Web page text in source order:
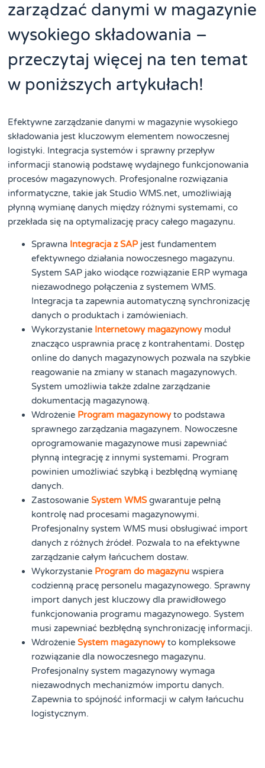
zarządzać danymi w magazynie
wysokiego składowania –
przeczytaj więcej na ten temat
w poniższych artykułach!
Efektywne zarządzanie danymi w magazynie wysokiego
składowania jest kluczowym elementem nowoczesnej
logistyki. Integracja systemów i sprawny przepływ
informacji stanowią podstawę wydajnego funkcjonowania
procesów magazynowych. Profesjonalne rozwiązania
informatyczne, takie jak Studio WMS.net, umożliwiają
płynną wymianę danych między różnymi systemami, co
przekłada się na optymalizację pracy całego magazynu.
Sprawna Integracja z SAPjest fundamentem
efektywnego działania nowoczesnego magazynu.
System SAP jako wiodące rozwiązanie ERP wymaga
niezawodnego połączenia z systemem WMS.
Integracja ta zapewnia automatyczną synchronizację
danych o produktach i zamówieniach.
Wykorzystanie Internetowy magazynowymoduł
znacząco usprawnia pracę z kontrahentami. Dostęp
online do danych magazynowych pozwala na szybkie
reagowanie na zmiany w stanach magazynowych.
System umożliwia także zdalne zarządzanie
dokumentacją magazynową.
Wdrożenie Program magazynowyto podstawa
sprawnego zarządzania magazynem. Nowoczesne
oprogramowanie magazynowe musi zapewniać
płynną integrację z innymi systemami. Program
powinien umożliwiać szybką i bezbłędną wymianę
danych.
ZastosowanieSystem WMSgwarantuje pełną
kontrolę nad procesami magazynowymi.
Profesjonalny system WMS musi obsługiwać import
danych z różnych źródeł. Pozwala to na efektywne
zarządzanie całym łańcuchem dostaw.
Wykorzystanie Program do magazynu wspiera
codzienną pracę personelu magazynowego. Sprawny
import danych jest kluczowy dla prawidłowego
funkcjonowania programu magazynowego. System
musi zapewniać bezbłędną synchronizację informacji.
WdrożenieSystem magazynowyto kompleksowe
rozwiązanie dla nowoczesnego magazynu.
Profesjonalny system magazynowy wymaga
niezawodnych mechanizmów importu danych.
Zapewnia to spójność informacji w całym łańcuchu
logistycznym.